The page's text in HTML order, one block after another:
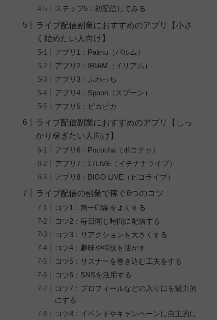
ステップ5：初配信してみる
ライブ配信副業におすすめのアプリ【小さ
く始めたい人向け】
アプリ1：Palmu（パルム）
アプリ2：IRIAM（イリアム）
アプリ3：ふわっち
アプリ4：Spoon（スプーン）
アプリ5：ピカピカ
ライブ配信副業におすすめのアプリ【しっ
かり稼ぎたい人向け】
アプリ6：Pococha（ポコチャ）
アプリ7：17LIVE（イチナナライブ）
アプリ8：BIGO LIVE（ビゴライブ）
ライブ配信の副業で稼ぐ8つのコツ
コツ1：第一印象をよくする
コツ2：毎日同じ時間に配信する
コツ3：リアクションを大きくする
コツ4：趣味や特技を活かす
コツ5：リスナーを巻き込む工夫をする
コツ6：SNSを活用する
コツ7：プロフィールなどの入り口を魅力的
にする
コツ8：イベントやキャンペーンに自主的に